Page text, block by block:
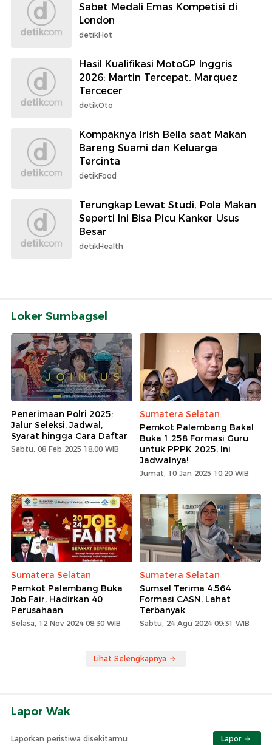
Sabet Medali Emas Kompetisi di
London
detikHot
Hasil Kualifikasi MotoGP Inggris
2026: Martin Tercepat, Marquez
Tercecer
detikOto
Kompaknya Irish Bella saat Makan
Bareng Suami dan Keluarga
Tercinta
detikFood
Terungkap Lewat Studi, Pola Makan
Seperti Ini Bisa Picu Kanker Usus
Besar
detikHealth
Loker Sumbagsel
Penerimaan Polri 2025:
Jalur Seleksi, Jadwal,
Syarat hingga Cara Daftar
Sabtu, 08 Feb 2025 18:00 WIB
Sumatera Selatan
Pemkot Palembang Bakal
Buka 1.258 Formasi Guru
untuk PPPK 2025, Ini
Jadwalnya!
Jumat, 10 Jan 2025 10:20 WIB
Sumatera Selatan
Pemkot Palembang Buka
Job Fair, Hadirkan 40
Perusahaan
Selasa, 12 Nov 2024 08:30 WIB
Sumatera Selatan
Sumsel Terima 4.564
Formasi CASN, Lahat
Terbanyak
Sabtu, 24 Agu 2024 09:31 WIB
Lihat Selengkapnya
Lapor Wak
Laporkan peristiwa disekitarmu Lapor